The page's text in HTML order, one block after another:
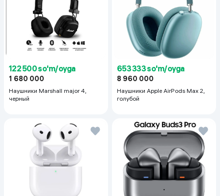
iOS, Android
122 500 so'm/oyga
1 680 000
Наушники Marshall major 4,
черный
653 333 so'm/oyga
8 960 000
Наушники Apple AirPods Max 2,
голубой